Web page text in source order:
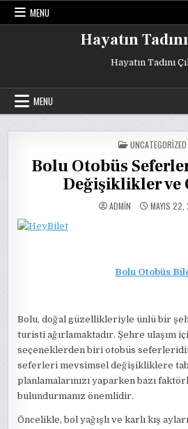
Skip
MENU
Hayatın
Hayatın Tadını
MENU
POSTED
IN
UNCATEGORIZED
Bolu Otobüs
Değişiklikler ve
ADMIN MAYIS
Bolu Otobüs
Bolu, doğal güzellikleriyle ünlü bir
turisti ağırlamaktadır. Şehre ulaşım
seçeneklerden biri otobüs
seferleri mevsimsel değişikliklere
planlamalarınızı yaparken bazı
bulundurmanız önemlidir.
Öncelikle, bol yağışlı ve karlı kış